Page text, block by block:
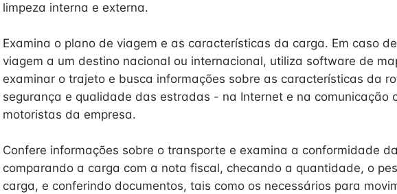
limpeza interna e externa.
Examina o plano de viagem e as características da carga. Em caso
viagem a um destino nacional ou internacional, utiliza software de
examinar o trajeto e busca informações sobre as características da
segurança e qualidade das estradas - na Internet e na comunicação
motoristas da empresa.
Confere informações sobre o transporte e examina a conformidade
comparando a carga com a nota fiscal, checando a quantidade, o
carga, e conferindo documentos, tais como os necessários para